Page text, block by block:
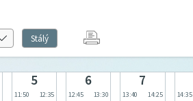
Stálý
5
11:50 12:35
6
12:45 13:30
7
13:40 14:25 14:35